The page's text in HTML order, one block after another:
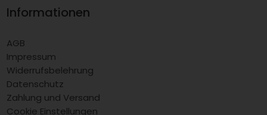
Informationen
AGB
Impressum
Widerrufsbelehrung
Datenschutz
Zahlung und Versand
Cookie Einstellungen